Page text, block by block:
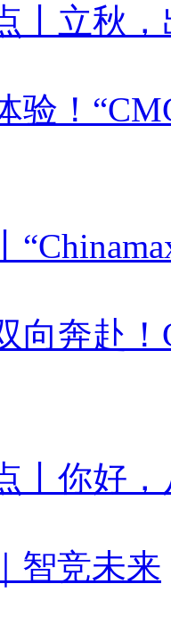
丨立秋，
验！
向奔赴
丨你好，
智竞未来